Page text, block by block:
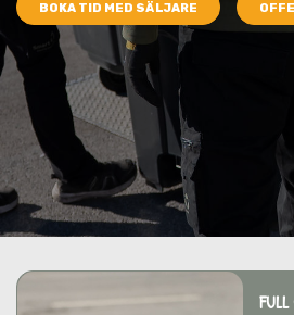
BOKA TID MED SÄLJARE